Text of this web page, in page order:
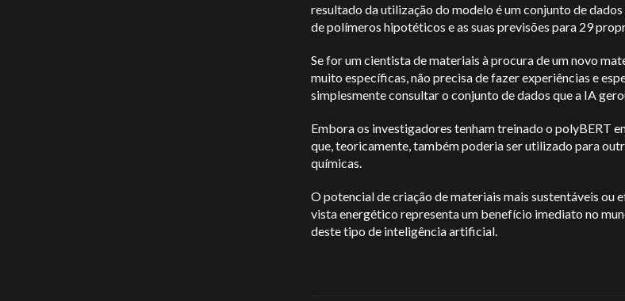
resultado da utilização do modelo é um conjunto de
de polímeros hipotéticos e as suas previsões para 29
Se for um cientista de materiais à procura de um novo
muito específicas, não precisa de fazer experiências e
simplesmente consultar o conjunto de dados que a IA
Embora os investigadores tenham treinado o polyBERT
que, teoricamente, também poderia ser utilizado para
químicas.
O potencial de criação de materiais mais sustentáveis ou
vista energético representa um benefício imediato no
deste tipo de inteligência artificial.